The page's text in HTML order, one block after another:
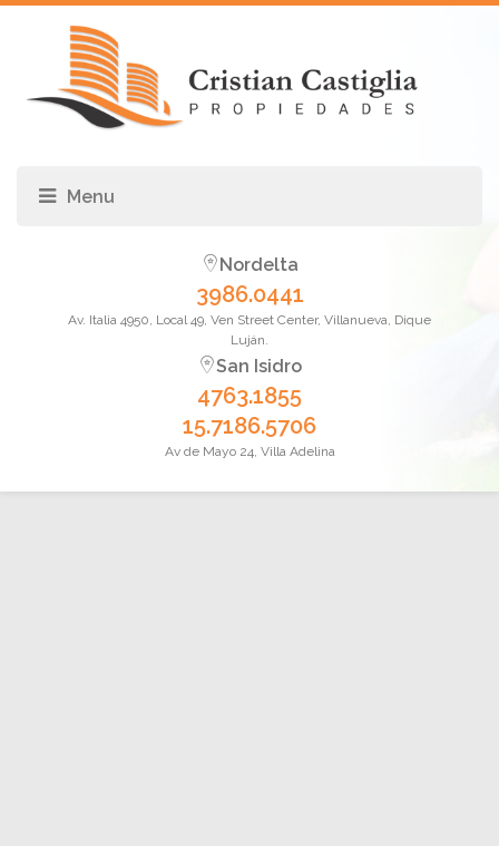
Nordelta
3986.0441
Av. Italia 4950, Local 49, Ven Street Center, Villanueva, Dique
Luján.
San Isidro
4763.1855
15.7186.5706
Av de Mayo 24, Villa Adelina